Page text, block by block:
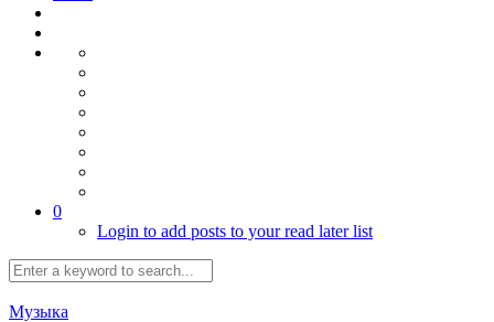
0
Login to add posts to your read later list
Музыка